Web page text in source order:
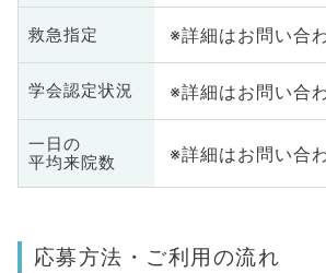
救急指定 ※詳細はお問い合
学会認定状況 ※詳細はお問い合
一日の
平均来院数
※詳細はお問い合
応募方法・ご利用の流れ